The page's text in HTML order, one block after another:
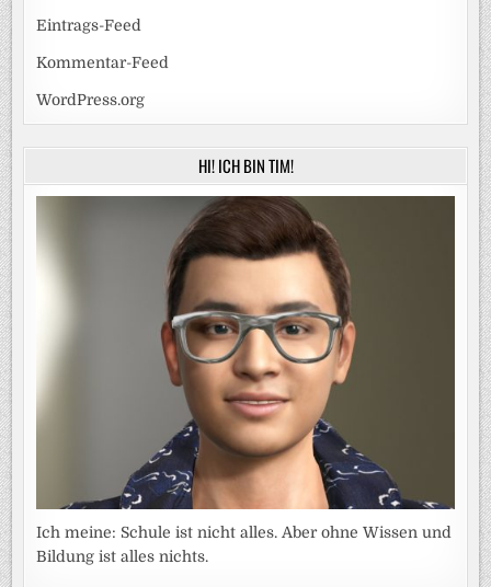
Eintrags-Feed
Kommentar-Feed
WordPress.org
HI! ICH BIN TIM!
Ich meine: Schule ist nicht alles. Aber ohne Wissen und
Bildung ist alles nichts.